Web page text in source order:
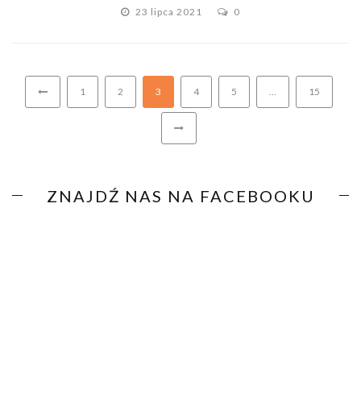
23 lipca 2021
0
1 2 3 4 5 15
ZNAJDŹ NAS NA FACEBOOKU